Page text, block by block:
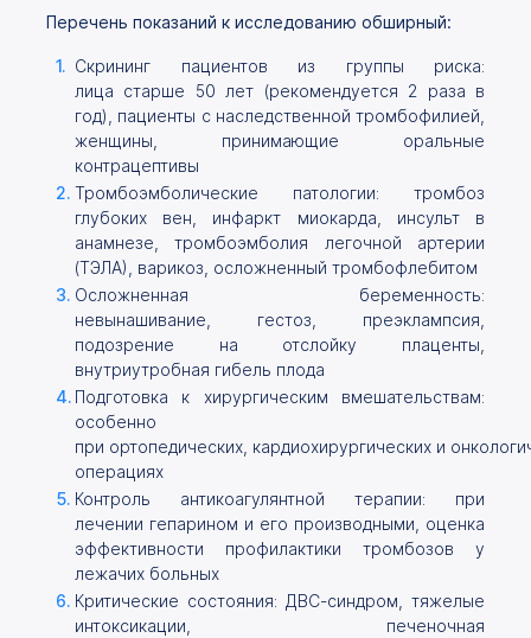
Перечень показаний к исследованию обширный:
Скрининг пациентов из группы риска:
лица старше 50 лет (рекомендуется 2 раза в
год), пациенты с наследственной тромбофилией,
женщины, принимающие оральные
контрацептивы
Тромбоэмболические патологии: тромбоз
глубоких вен, инфаркт миокарда, инсульт в
анамнезе, тромбоэмболия легочной артерии
(ТЭЛА), варикоз, осложненный тромбофлебитом
Осложненная беременность:
невынашивание, гестоз, преэклампсия,
подозрение на отслойку плаценты,
внутриутробная гибель плода
Подготовка к хирургическим вмешательствам:
особенно
при ортопедических, кардиохирургических и
операциях
Контроль антикоагулянтной терапии: при
лечении гепарином и его производными, оценка
эффективности профилактики тромбозов у
лежачих больных
Критические состояния: ДВС-синдром, тяжелые
интоксикации, печеночная